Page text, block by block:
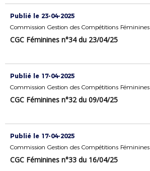
Publié le 23-04-2025
Commission Gestion des Compétitions Féminines
CGC Féminines n°34 du 23/04/25
Publié le 17-04-2025
Commission Gestion des Compétitions Féminines
CGC Féminines n°32 du 09/04/25
Publié le 17-04-2025
Commission Gestion des Compétitions Féminines
CGC Féminines n°33 du 16/04/25